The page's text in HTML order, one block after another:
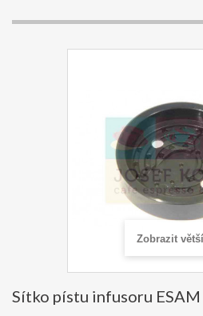
Zobrazit větší
Sítko pístu infusoru ESAM